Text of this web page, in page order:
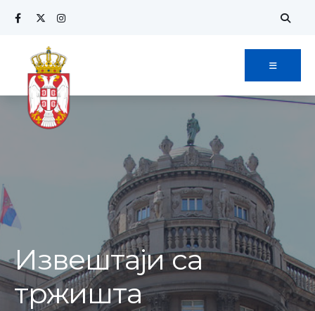
Извештаји са
тржишта